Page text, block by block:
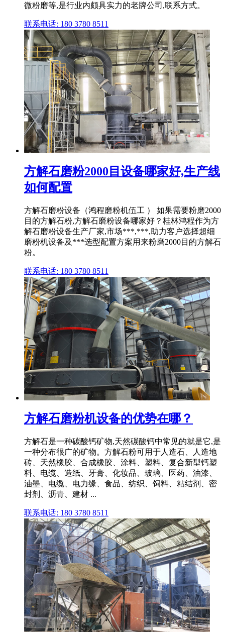
微粉磨等,是行业内颇具实力的老牌公司,联系方式。
联系电话: 180 3780 8511
方解石磨粉2000目设备哪家好,生产线
如何配置
方解石磨粉设备（鸿程磨粉机伍工 ） 如果需要粉磨2000
目的方解石粉,方解石磨粉设备哪家好？桂林鸿程作为方
解石磨粉设备生产厂家,市场***,***,助力客户选择超细
磨粉机设备及***选型配置方案用来粉磨2000目的方解石
粉。
联系电话: 180 3780 8511
方解石磨粉机设备的优势在哪？
方解石是一种碳酸钙矿物,天然碳酸钙中常见的就是它,是
一种分布很广的矿物。方解石粉可用于人造石、人造地
砖、天然橡胶、合成橡胶、涂料、塑料、复合新型钙塑
料、电缆、造纸、牙膏、化妆品、玻璃、医药、油漆、
油墨、电缆、电力缘、食品、纺织、饲料、粘结剂、密
封剂、沥青、建材 ...
联系电话: 180 3780 8511